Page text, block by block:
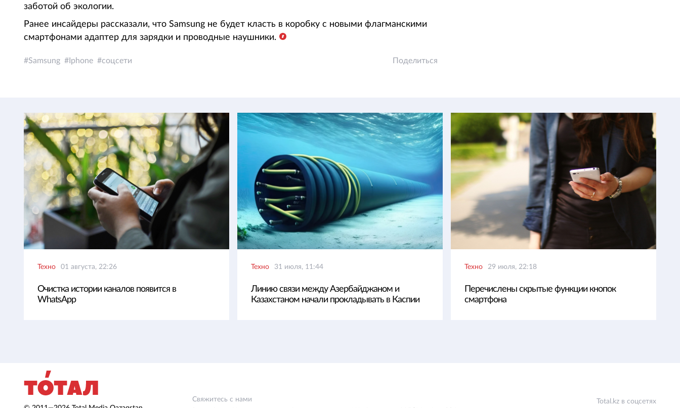
заботой об экологии.
Ранее инсайдеры рассказали, что Samsung не будет класть в коробку с новыми флагманскими
смартфонами адаптер для зарядки и проводные наушники.
Samsung Iphone соцсети Поделиться
Техно 01 августа, 22:26
Очистка истории каналов появится в
WhatsApp
Техно 31 июля, 11:44
Линию связи между Азербайджаном и
Казахстаном начали прокладывать в Каспии
Техно 29 июля, 22:18
Перечислены скрытые функции кнопок
смартфона
Свяжитесь с нами
Total.kz в соцсетях